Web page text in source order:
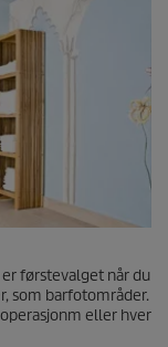
førstevalget når du
som barfotområder.
eller hver